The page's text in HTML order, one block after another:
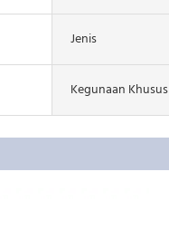
Jenis
Kegunaan Khusus